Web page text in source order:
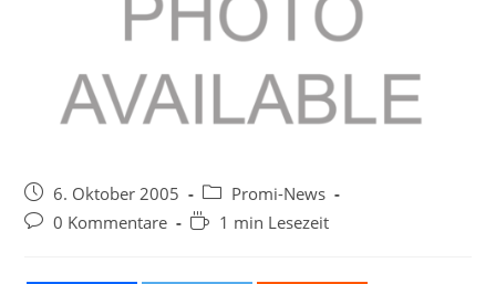
Beitrag
veröffentlicht:
6. Oktober 2005
Beitrags-
Kategorie:
Promi-News
Beitrags-
0 Kommentare Lesedauer:
1 min Lesezeit